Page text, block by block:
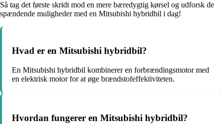
Så tag det første skridt mod en mere bæredygtig kørsel og udforsk de
spændende muligheder med en Mitsubishi hybridbil i dag!
Hvad er en Mitsubishi hybridbil?
En Mitsubishi hybridbil kombinerer en forbrændingsmotor med
en elektrisk motor for at øge brændstofeffektiviteten.
Hvordan fungerer en Mitsubishi hybridbil?